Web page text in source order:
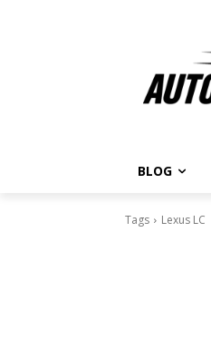
BLOG
Tags Lexus LC